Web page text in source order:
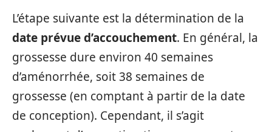
L’étape suivante est la détermination de la
date prévue d’accouchement. En général, la
grossesse dure environ 40 semaines
d’aménorrhée, soit 38 semaines de
grossesse (en comptant à partir de la date
de conception). Cependant, il s’agit